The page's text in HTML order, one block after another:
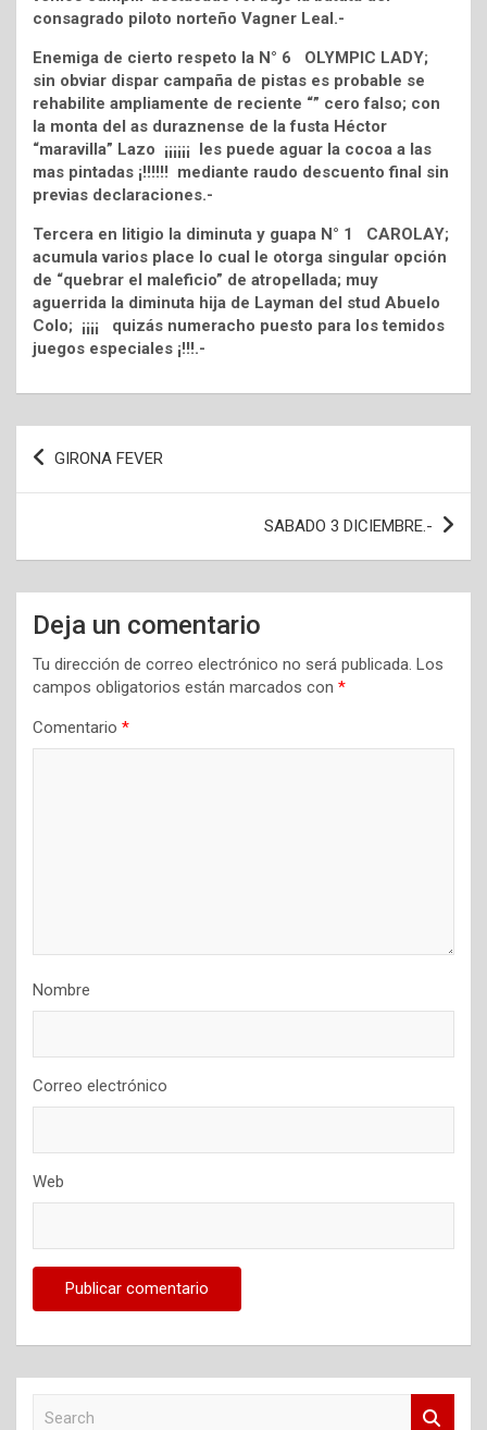
consagrado piloto norteño Vagner Leal.-
Enemiga de cierto respeto la N° 6 OLYMPIC LADY;
sin obviar dispar campaña de pistas es probable se
rehabilite ampliamente de reciente “” cero falso; con
la monta del as duraznense de la fusta Héctor
“maravilla” Lazo ¡¡¡¡¡¡ les puede aguar la cocoa a las
mas pintadas ¡!!!!!! mediante raudo descuento final sin
previas declaraciones.-
Tercera en litigio la diminuta y guapa N° 1 CAROLAY;
acumula varios place lo cual le otorga singular opción
de “quebrar el maleficio” de atropellada; muy
aguerrida la diminuta hija de Layman del stud Abuelo
Colo; ¡¡¡¡ quizás numeracho puesto para los temidos
juegos especiales ¡!!!.-
Navegación
GIRONA FEVER
SABADO 3 DICIEMBRE.-
Deja un comentario
Tu dirección de correo electrónico no será publicada. Los
campos obligatorios están marcados con *
Comentario *
Nombre
Correo electrónico
Web